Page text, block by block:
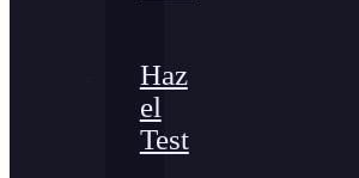
Haz
el
Test